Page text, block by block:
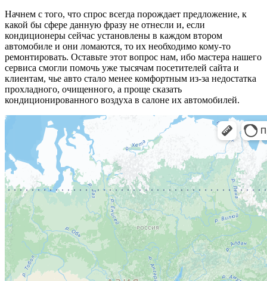
Начнем с того, что спрос всегда порождает предложение, к
какой бы сфере данную фразу не отнесли и, если
кондиционеры сейчас установлены в каждом втором
автомобиле и они ломаются, то их необходимо кому-то
ремонтировать. Оставьте этот вопрос нам, ибо мастера нашего
сервиса смогли помочь уже тысячам посетителей сайта и
клиентам, чье авто стало менее комфортным из-за недостатка
прохладного, очищенного, а проще сказать
кондиционированного воздуха в салоне их автомобилей.